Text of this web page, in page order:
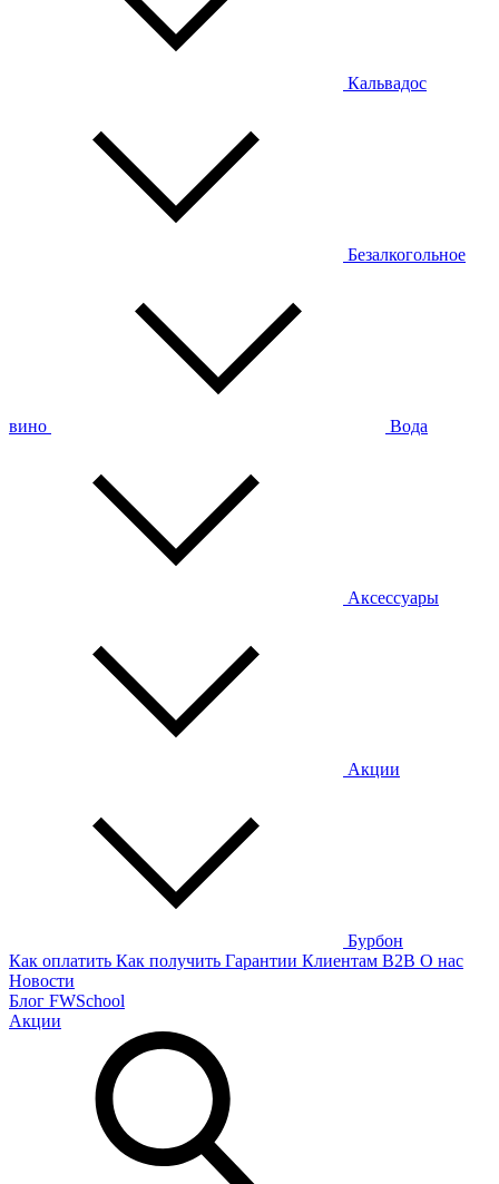
Кальвадос
Безалкогольное
вино Вода
Аксессуары
Акции
Бурбон
Как оплатить Как получить Гарантии Клиентам B2B О нас
Новости
Блог FWSchool
Акции